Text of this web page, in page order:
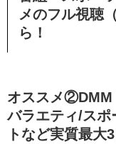
メのフル視聴
ら！
オススメ②DMM
バラエティ/ス
トなど実質最大